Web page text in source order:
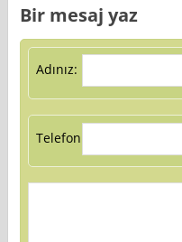
Bir mesaj yaz
Adınız:
Telefon: